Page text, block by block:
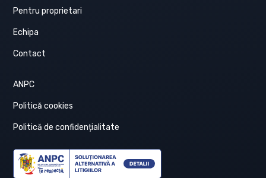
Pentru proprietari
Echipa
Contact
ANPC
Politică cookies
Politică de confidențialitate